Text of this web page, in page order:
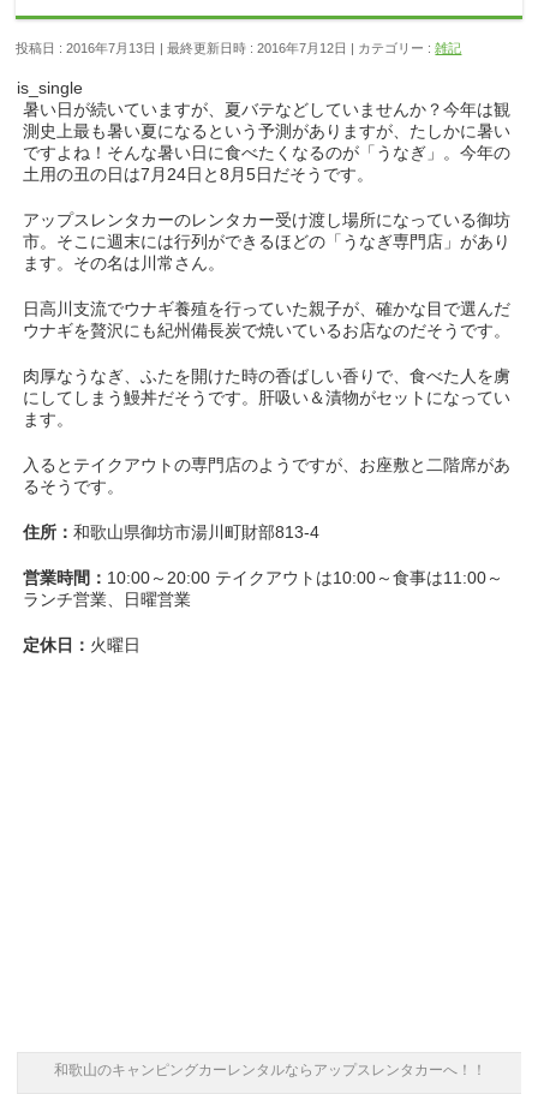
投稿日 : 2016年7月13日 最終更新日時 : 2016年7月12日 カテゴリー :雑記
is_single
暑い日が続いていますが、夏バテなどしていませんか？今年は観
測史上最も暑い夏になるという予測がありますが、たしかに暑い
ですよね！そんな暑い日に食べたくなるのが「うなぎ」。今年の
土用の丑の日は7月24日と8月5日だそうです。
アップスレンタカーのレンタカー受け渡し場所になっている御坊
市。そこに週末には行列ができるほどの「うなぎ専門店」があり
ます。その名は川常さん。
日高川支流でウナギ養殖を行っていた親子が、確かな目で選んだ
ウナギを贅沢にも紀州備長炭で焼いているお店なのだそうです。
肉厚なうなぎ、ふたを開けた時の香ばしい香りで、食べた人を虜
にしてしまう鰻丼だそうです。肝吸い＆漬物がセットになってい
ます。
入るとテイクアウトの専門店のようですが、お座敷と二階席があ
るそうです。
住所：和歌山県御坊市湯川町財部813-4
営業時間： 10:00～20:00 テイクアウトは10:00～食事は11:00～
ランチ営業、日曜営業
定休日： 火曜日
和歌山のキャンピングカーレンタルならアップスレンタカーへ！！